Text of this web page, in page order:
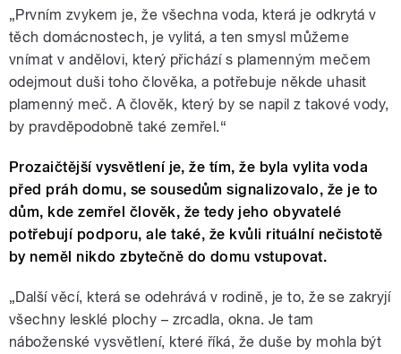
„Prvním zvykem je, že všechna voda, která je odkrytá v
těch domácnostech, je vylitá, a ten smysl můžeme
vnímat v andělovi, který přichází s plamenným mečem
odejmout duši toho člověka, a potřebuje někde uhasit
plamenný meč. A člověk, který by se napil z takové vody,
by pravděpodobně také zemřel.“
Prozaičtější vysvětlení je, že tím, že byla vylita voda
před práh domu, se sousedům signalizovalo, že je to
dům, kde zemřel člověk, že tedy jeho obyvatelé
potřebují podporu, ale také, že kvůli rituální nečistotě
by neměl nikdo zbytečně do domu vstupovat.
„Další věcí, která se odehrává v rodině, je to, že se zakryjí
všechny lesklé plochy – zrcadla, okna. Je tam
náboženské vysvětlení, které říká, že duše by mohla být